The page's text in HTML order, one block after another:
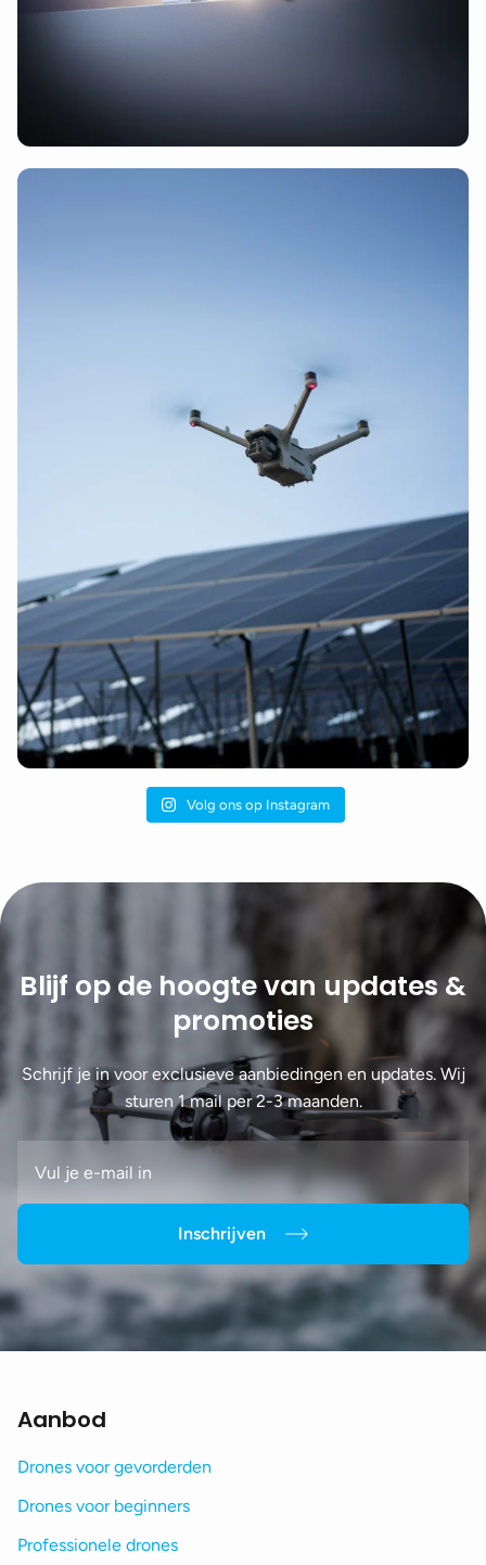
Volg ons op Instagram
Blijf op de hoogte van updates &
promoties
Schrijf je in voor exclusieve aanbiedingen en updates. Wij
sturen 1 mail per 2-3 maanden.
Inschrijven
Aanbod
Drones voor gevorderden
Drones voor beginners
Professionele drones